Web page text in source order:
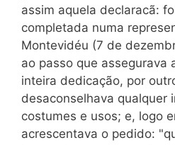
assim aquela declaracã:
completada numa
Montevidéu (7 de
ao passo que assegurava
inteira dedicação, por
desaconselhava qualquer
costumes e usos; e, logo
acrescentava o pedido: